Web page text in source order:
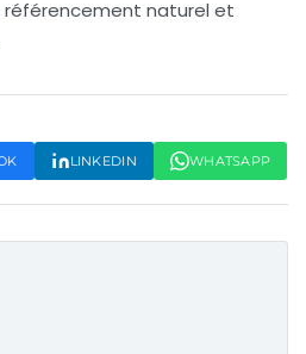
référencement naturel et
LINKEDIN WHATSAPP